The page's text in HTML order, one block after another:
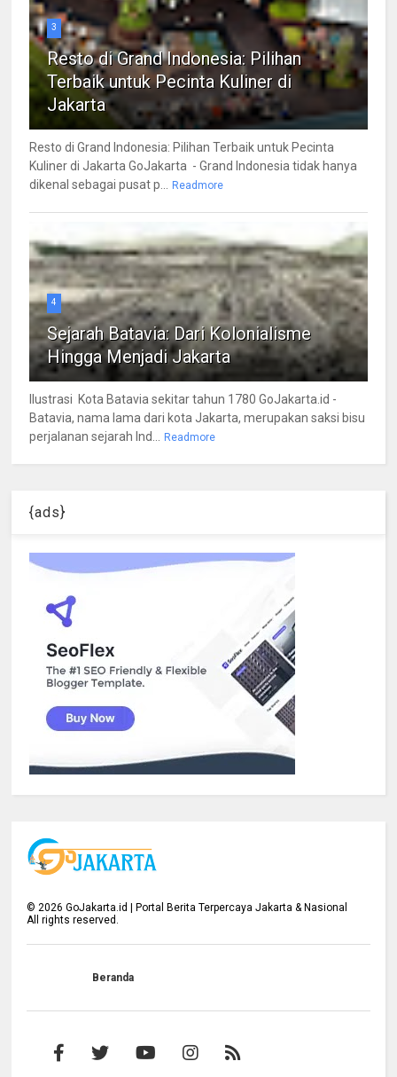
3
Resto di Grand Indonesia: Pilihan
Terbaik untuk Pecinta Kuliner di
Jakarta
Resto di Grand Indonesia: Pilihan Terbaik untuk Pecinta
Kuliner di Jakarta GoJakarta - Grand Indonesia tidak hanya
dikenal sebagai pusat p... Readmore
4
Sejarah Batavia: Dari Kolonialisme
Hingga Menjadi Jakarta
Ilustrasi Kota Batavia sekitar tahun 1780 GoJakarta.id -
Batavia, nama lama dari kota Jakarta, merupakan saksi bisu
perjalanan sejarah Ind... Readmore
{ads}
©2026 GoJakarta.id | Portal Berita Terpercaya Jakarta & Nasional
All rights reserved.
Beranda